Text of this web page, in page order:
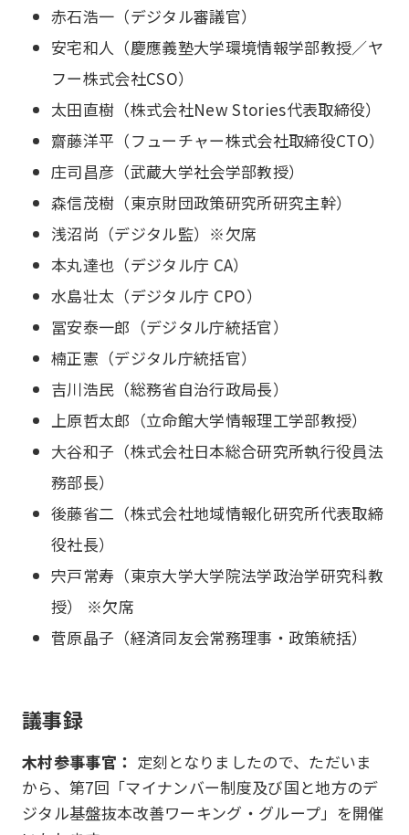
赤石浩一（デジタル審議官）
安宅和人（慶應義塾大学環境情報学部教授／ヤ
フー株式会社CSO）
太田直樹（株式会社New Stories代表取締役）
齋藤洋平（フューチャー株式会社取締役CTO）
庄司昌彦（武蔵大学社会学部教授）
森信茂樹（東京財団政策研究所研究主幹）
浅沼尚（デジタル監）※欠席
本丸達也（デジタル庁 CA）
水島壮太（デジタル庁 CPO）
冨安泰一郎（デジタル庁統括官）
楠正憲（デジタル庁統括官）
吉川浩民（総務省自治行政局長）
上原哲太郎（立命館大学情報理工学部教授）
大谷和子（株式会社日本総合研究所執行役員法
務部長）
後藤省二（株式会社地域情報化研究所代表取締
役社長）
宍戸常寿（東京大学大学院法学政治学研究科教
授） ※欠席
菅原晶子（経済同友会常務理事・政策統括）
議事録
木村参事事官： 定刻となりましたので、ただいま
から、第7回「マイナンバー制度及び国と地方のデ
ジタル基盤抜本改善ワーキング・グループ」を開催